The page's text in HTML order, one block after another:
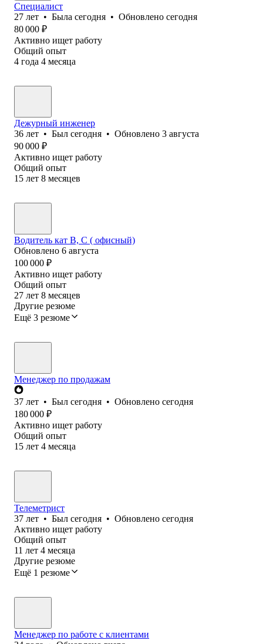
Специалист
27 лет • Была сегодня • Обновлено сегодня
80 000 ₽
Активно ищет работу
Общий опыт
4 года 4 месяца
Дежурный инженер
36 лет • Был сегодня • Обновлено 3 августа
90 000 ₽
Активно ищет работу
Общий опыт
15 лет 8 месяцев
Водитель кат В, С ( офисный)
Обновлено 6 августа
100 000 ₽
Активно ищет работу
Общий опыт
27 лет 8 месяцев
Другие резюме
Ещё 3 резюме
Менеджер по продажам
37 лет • Был сегодня • Обновлено сегодня
180 000 ₽
Активно ищет работу
Общий опыт
15 лет 4 месяца
Телеметрист
37 лет • Был сегодня • Обновлено сегодня
Активно ищет работу
Общий опыт
11 лет 4 месяца
Другие резюме
Ещё 1 резюме
Менеджер по работе с клиентами